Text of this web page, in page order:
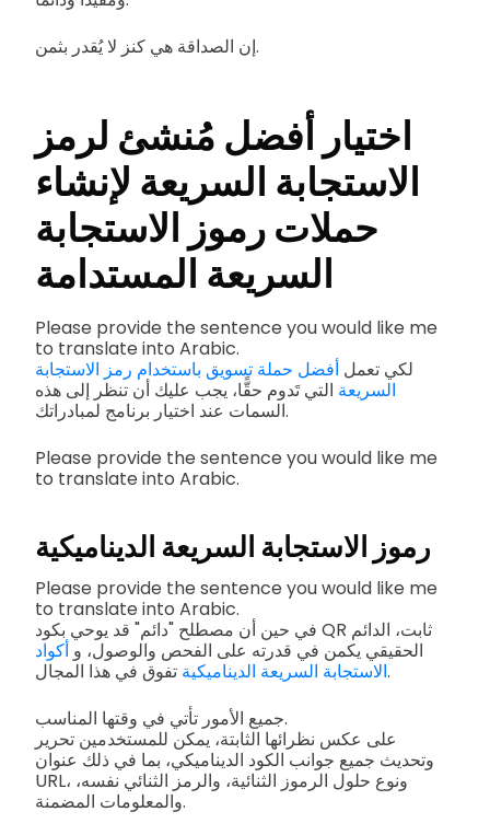
إن الصداقة هي كنز لا يُقدر بثمن.
اختيار أفضل مُنشئ لرمز
الاستجابة السريعة لإنشاء
حملات رموز الاستجابة
السريعة المستدامة
Please provide the sentence you would like me
to translate into Arabic.
لكي تعمل أفضل حملة تسويق باستخدام رمز الاستجابة
السريعة التي تَدوم حقًّا، يجب عليك أن تنظر إلى هذه
السمات عند اختيار برنامج لمبادراتك.
Please provide the sentence you would like me
to translate into Arabic.
رموز الاستجابة السريعة الديناميكية
Please provide the sentence you would like me
to translate into Arabic.
في حين أن مصطلح "دائم" قد يوحي بكود QR ثابت، الدائم
الحقيقي يكمن في قدرته على الفحص والوصول، و أكواد
الاستجابة السريعة الديناميكيةتفوق في هذا المجال.
جميع الأمور تأتي في وقتها المناسب.
على عكس نظرائها الثابتة، يمكن للمستخدمين تحرير
وتحديث جميع جوانب الكود الديناميكي، بما في ذلك عنوان
URL، ونوع حلول الرموز الثنائية، والرمز الثنائي نفسه،
والمعلومات المضمنة.